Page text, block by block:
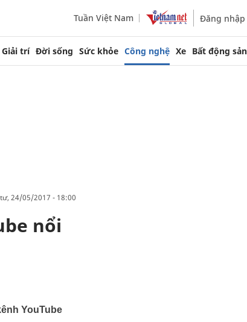
Tuần Việt Nam Đăng nhập
Giải trí Đời sống Sức khỏe Công nghệ Xe Bất động sản
tư, 24/05/2017 - 18:00
nổi
YouTube